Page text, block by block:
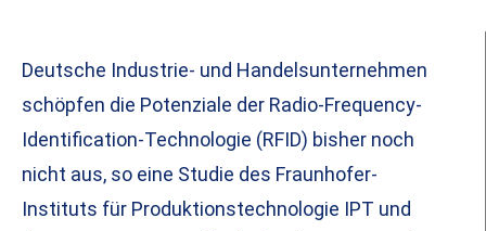
Deutsche Industrie- und Handelsunternehmen
schöpfen die Potenziale der Radio-Frequency-
Identification-Technologie (RFID) bisher noch
nicht aus, so eine Studie des Fraunhofer-
Instituts für Produktionstechnologie IPT und